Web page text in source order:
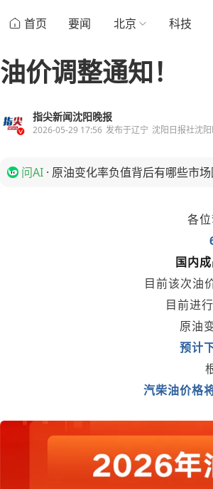
首页 要闻 北京 科技
油价调整通知！
指尖新闻沈阳晚报
2026-05-29 17:56 发布于辽宁 沈阳日报社沈
问AI · 原油变化率负值背后有哪些市
各
国内
目前该次油
目前进
原油
预计
汽柴油价格